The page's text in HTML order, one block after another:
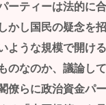
ーティーは法的に
かし国民の疑念を
ような規模で開け
のなのか、議論し
僚らに政治資金パ